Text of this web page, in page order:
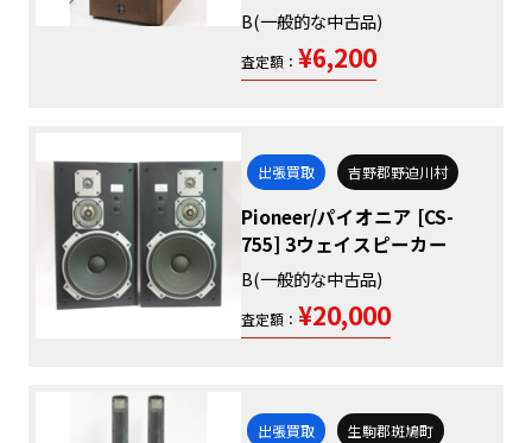
B(一般的な中古品)
査定額： ¥6,200
出張買取 吉野郡野迫川村
Pioneer/パイオニア [CS-
755] 3ウェイスピーカー
B(一般的な中古品)
査定額： ¥20,000
出張買取 生駒郡斑鳩町